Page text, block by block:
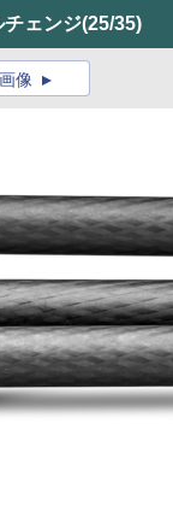
チェンジ(25/35)
像